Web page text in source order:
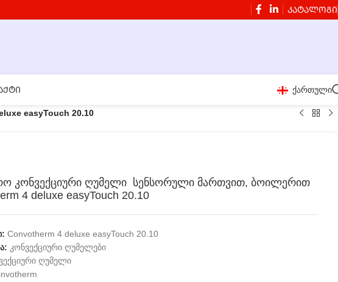
ᲙᲐᲢᲐᲚᲝᲒᲘ
ქართული
easyTouch 20.10
კონვექციური ღუმელი სენსორული მართვით, ბოილერით
4 deluxe easyTouch 20.10
Convotherm 4 deluxe easyTouch 20.10
კონვექციური ღუმელები
ღუმელი